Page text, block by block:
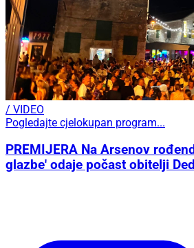
/ VIDEO
Pogledajte cjelokupan program...
PREMIJERA Na Arsenov
glazbe' odaje počast obitelji